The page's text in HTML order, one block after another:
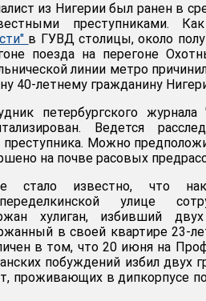
из Нигерии был ранен в
преступниками.
в ГУВД столицы, около
поезда на перегоне
линии метро
40-летнему гражданину
петербургского
Ведется
Можно
на почве расовых
стало известно, что
улице
хулиган, избивший
в своей квартире 23-
в том, что 20 июня на
побуждений избил двух
проживающих в дипкорпусе